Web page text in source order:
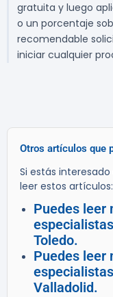
gratuita y luego
o un porcentaje
recomendable
iniciar cualquier
Otros artículos que
Si estás
leer estos artículos:
Puedes leer
Toledo.
Puedes leer
Valladolid.